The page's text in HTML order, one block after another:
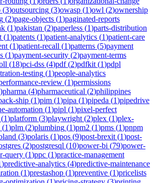
(3)outsourcing (3)owasp (1)owl (2)ownership
(2)page-objects (1)paginated-reports
(1)pakistan (2)paperless (1)parts-distribution
(1)patents (1)patient-analytics (1)patient-care
(1)patient-recall (1)patterns (5)payment
(1)payment-security (2)payment-terms
(18)pci-dss (4)pdf(2)pdfkit (1)pdpl
testing (1)people-analytics
review (1)permissions
)pharma (4)pharmaceutical (2)philippines
ship (1)pim (1)pipa (1)pipeda (1)pipedrive
automation (1)pipl (1)pixel-perfect
(1)platform (3)playwright (2)plex (1)plex-
(1)plm (2)plumbing (1)pm2 (1)pms (1)pnpm
(3)polaris (1)pos (9)post-brexit (1)post-
(2)postgresql (10)power-bi (79)power-
query (1)ppc (1)practice-management
)predictive-analytics (4)predictive-maintenance
(1)prestashop (1)preventive (1)pricelists